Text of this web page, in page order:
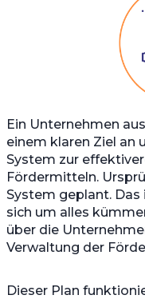
Ein Unternehmen
einem klaren Ziel an
System zur
Fördermitteln.
System geplant.
sich um alles
über die
Verwaltung der
Dieser Plan